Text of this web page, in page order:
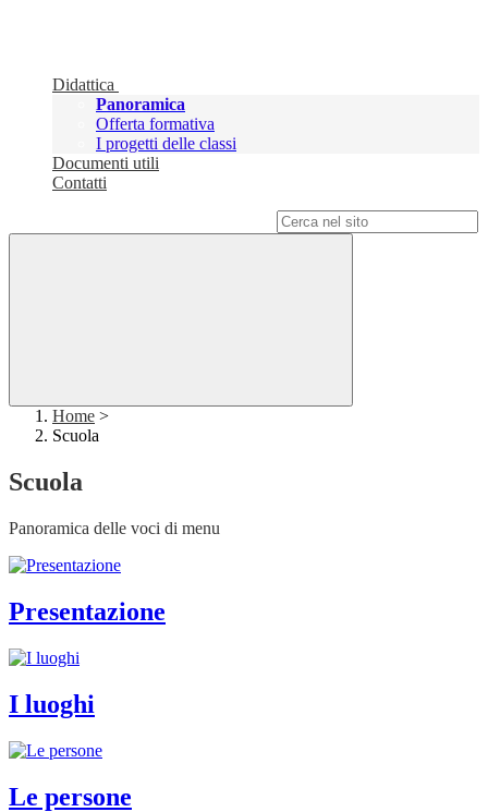
Didattica
Panoramica
Offerta formativa
I progetti delle classi
Documenti utili
Contatti
Home >
Scuola
Scuola
Panoramica delle voci di menu
Presentazione
I luoghi
Le persone